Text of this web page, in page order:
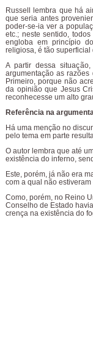
Russell lembra que há
que seria antes
poder-se-ia ver a
etc.; neste sentido,
engloba em princípio
religiosa, é tão
A partir dessa
argumentação as
Primeiro, porque não
da opinião que Jesus
reconhecesse um alto
Referência na
Há uma menção no
pelo tema em parte
O autor lembra que até
existência do inferno,
Este, porém, já não era
com a qual não
Como, porém, no Reino
Conselho de Estado
crença na existência do